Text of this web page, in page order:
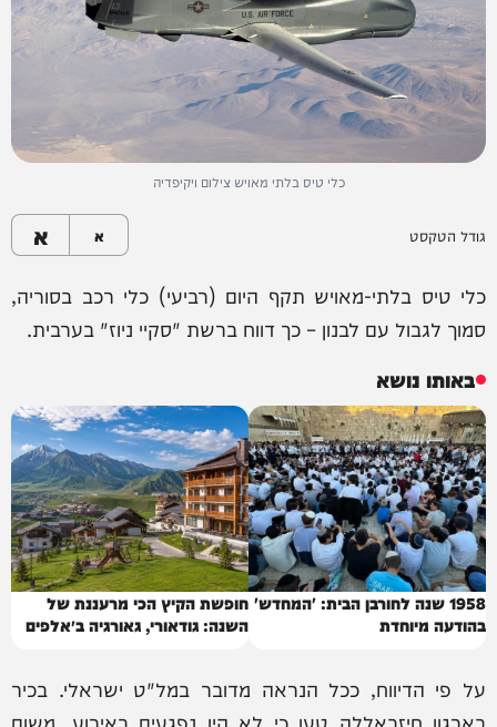
כלי טיס בלתי מאויש צילום ויקיפדיה
גודל הטקסט א א
כלי טיס בלתי-מאויש תקף היום (רביעי) כלי רכב בסוריה,
סמוך לגבול עם לבנון – כך דווח ברשת "סקיי ניוז" בערבית.
באותו נושא
1958 שנה לחורבן הבית: 'המחדש'
בהודעה מיוחדת
חופשת הקיץ הכי מרעננת של
השנה: גודאורי, גאורגיה ב״אלפים
על פי הדיווח, ככל הנראה מדובר במל"ט ישראלי. בכיר